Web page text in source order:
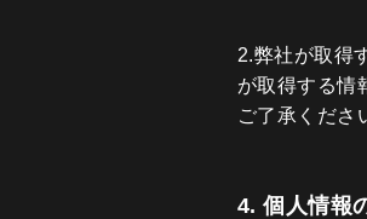
2.弊社が取得
が取得する情
ご了承くださ
4. 個人情報